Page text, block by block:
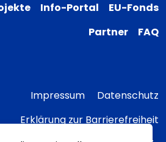
Info-Portal
EU-Fonds
Partner
FAQ
Impressum
Datenschutz
Erklärung zur Barrierefreiheit